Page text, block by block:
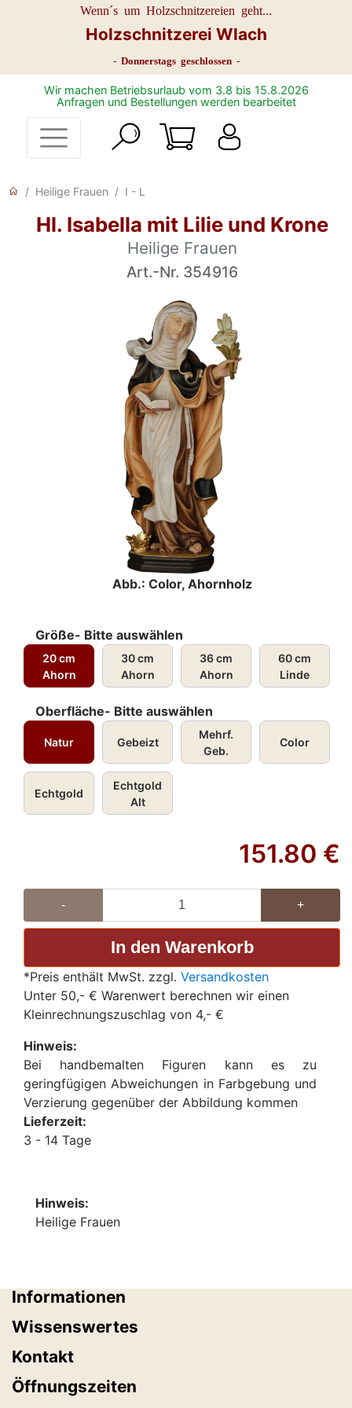
Wenn´s um Holzschnitzereien geht...
Holzschnitzerei Wlach
- Donnerstags geschlossen -
Wir machen Betriebsurlaub vom 3.8 bis 15.8.2026
Anfragen und Bestellungen werden bearbeitet
Heilige Frauen I - L
Hl. Isabella mit Lilie und Krone
Heilige Frauen
Art.-Nr. 354916
Abb.: Color, Ahornholz
Größe- Bitte auswählen
20 cm
Ahorn
30 cm
Ahorn
36 cm
Ahorn
60 cm
Linde
Oberfläche- Bitte auswählen
Natur Gebeizt
Mehrf.
Geb.
Color
Echtgold
Echtgold
Alt
151.80 €
- +
*Preis enthält MwSt. zzgl. Versandkosten
Unter 50,- € Warenwert berechnen wir einen
Kleinrechnungszuschlag von 4,- €
Hinweis:
Bei handbemalten Figuren kann es zu
geringfügigen Abweichungen in Farbgebung und
Verzierung gegenüber der Abbildung kommen
Lieferzeit:
3 - 14 Tage
Hinweis:
Heilige Frauen
Informationen
Wissenswertes
Kontakt
Öffnungszeiten